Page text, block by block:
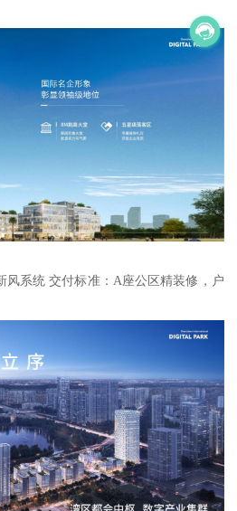
风系统 交付标准：A座公区精装修，户